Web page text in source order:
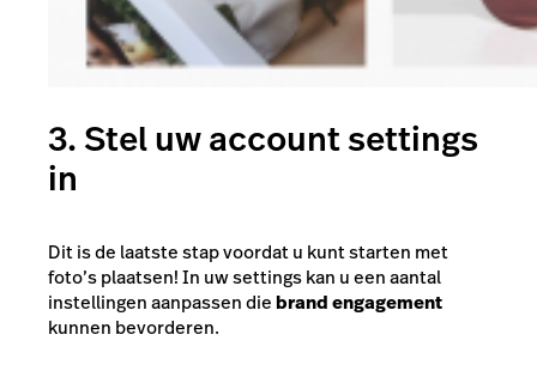
3. Stel uw account settings
in
Dit is de laatste stap voordat u kunt starten met
foto’s plaatsen! In uw settings kan u een aantal
instellingen aanpassen diebrand engagement
kunnen bevorderen.